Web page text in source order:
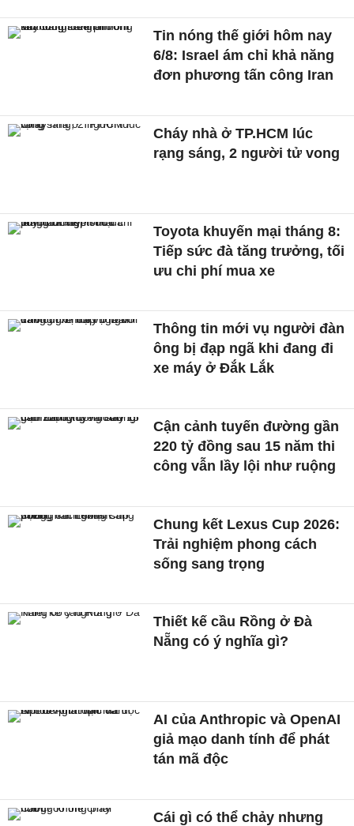
Tin nóng thế giới hôm nay
6/8: Israel ám chỉ khả năng
đơn phương tấn công Iran
Cháy nhà ở TP.HCM lúc
rạng sáng, 2 người tử vong
Toyota khuyến mại tháng 8:
Tiếp sức đà tăng trưởng, tối
ưu chi phí mua xe
Thông tin mới vụ người đàn
ông bị đạp ngã khi đang đi
xe máy ở Đắk Lắk
Cận cảnh tuyến đường gần
220 tỷ đồng sau 15 năm thi
công vẫn lầy lội như ruộng
Chung kết Lexus Cup 2026:
Trải nghiệm phong cách
sống sang trọng
Thiết kế cầu Rồng ở Đà
Nẵng có ý nghĩa gì?
AI của Anthropic và OpenAI
giả mạo danh tính để phát
tán mã độc
Cái gì có thể chảy nhưng